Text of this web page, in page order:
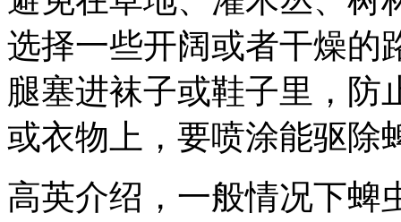
选择一些开阔或者干燥的
腿塞进袜子或鞋子里，防
或衣物上，要喷涂能驱除
高英介绍，一般情况下蜱